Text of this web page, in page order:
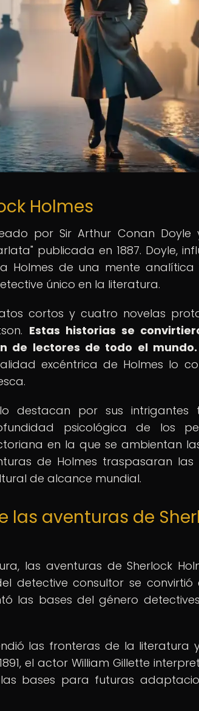
Holmes
por Sir Arthur Conan
publicada en 1887. Doyle,
Holmes de una mente
único en la literatura.
cortos y cuatro novelas
Estas historias se
de lectores de todo el mundo.
excéntrica de Holmes lo
destacan por sus intrigantes
psicológica de los
en la que se ambientan
de Holmes traspasaran
de alcance mundial.
las aventuras de
las aventuras de Sherlock
detective consultor se convirtió
las bases del género
las fronteras de la literatura
el actor William Gillette
bases para futuras